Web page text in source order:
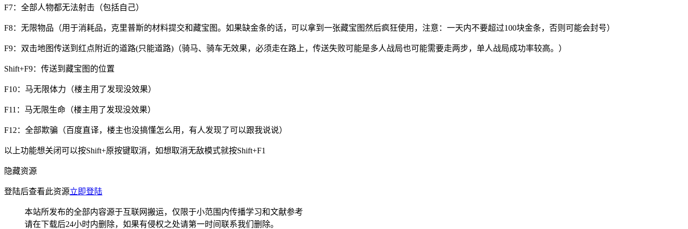
F7：全部人物都无法射击（包括自己）
F8：无限物品（用于消耗品，克里普斯的材料提交和藏宝图。如果缺金条的话，可以拿到一张藏宝图然后疯狂使用，注意：一天内不要超过100块金条，否则可能会封号）
F9：双击地图传送到红点附近的道路(只能道路)（骑马、骑车无效果，必须走在路上，传送失败可能是多人战局也可能需要走两步，单人战局成功率较高。）
Shift+F9：传送到藏宝图的位置
F10：马无限体力（楼主用了发现没效果）
F11：马无限生命（楼主用了发现没效果）
F12：全部欺骗（百度直译，楼主也没搞懂怎么用，有人发现了可以跟我说说）
以上功能想关闭可以按Shift+原按键取消，如想取消无敌模式就按Shift+F1
隐藏资源
登陆后查看此资源立即登陆
本站所发布的全部内容源于互联网搬运，仅限于小范围内传播学习和文献参考
请在下载后24小时内删除，如果有侵权之处请第一时间联系我们删除。